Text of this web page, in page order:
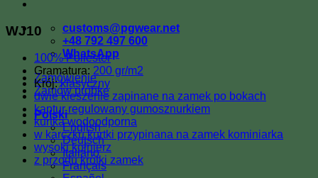
customs@pgwear.net
+48 792 497 600
WhatsApp
Zamówienie
Zamów próbkę
Polski
English
Deutsch
Italiano
Français
WJ10
100% Poliester
Gramatura: 200 gr/m2
Krój:klasyczny
dwie kieszenie zapinane na zamek po bokach
kaptur regulowany gumosznurkiem
kurtka wodoodporna
w karczku kurtki przypinana na zamek kominiarka
wysoki kołnierz
z przodu krótki zamek